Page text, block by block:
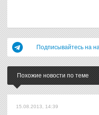
Подписывайтесь на
Похожие новости по теме
15.08.2013, 14:39